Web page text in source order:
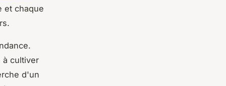
et chaque
à cultiver
d'un